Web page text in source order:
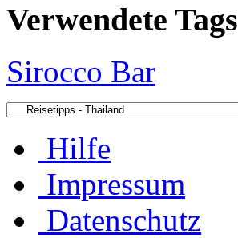
Verwendete Tags
Sirocco Bar
Hilfe
Impressum
Datenschutz